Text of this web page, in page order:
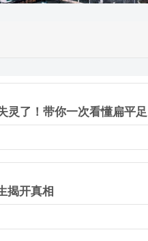
灵了！带你一次看懂扁平足
揭开真相